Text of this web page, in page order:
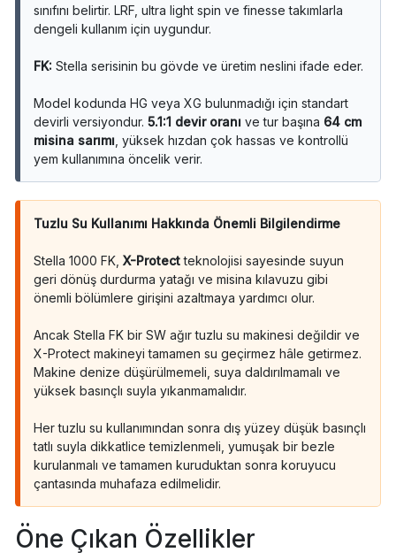
sınıfını belirtir. LRF, ultra light spin ve finesse takımlarla
dengeli kullanım için uygundur.
FK: Stella serisinin bu gövde ve üretim neslini ifade eder.
Model kodunda HG veya XG bulunmadığı için standart
devirli versiyondur. 5.1:1 devir oranı ve tur başına 64 cm
misina sarımı , yüksek hızdan çok hassas ve kontrollü
yem kullanımına öncelik verir.
Tuzlu Su Kullanımı Hakkında Önemli Bilgilendirme
Stella 1000 FK, X-Protectteknolojisi sayesinde suyun
geri dönüş durdurma yatağı ve misina kılavuzu gibi
önemli bölümlere girişini azaltmaya yardımcı olur.
Ancak Stella FK bir SW ağır tuzlu su makinesi değildir ve
X-Protect makineyi tamamen su geçirmez hâle getirmez.
Makine denize düşürülmemeli, suya daldırılmamalı ve
yüksek basınçlı suyla yıkanmamalıdır.
Her tuzlu su kullanımından sonra dış yüzey düşük basınçlı
tatlı suyla dikkatlice temizlenmeli, yumuşak bir bezle
kurulanmalı ve tamamen kuruduktan sonra koruyucu
çantasında muhafaza edilmelidir.
Öne Çıkan Özellikler